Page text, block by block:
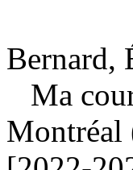
Bernard,
Ma
Montréal